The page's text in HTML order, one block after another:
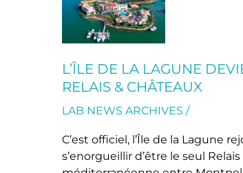
L’ÎLE DE LA LAGUNE
RELAIS & CHÂTEAUX
LAB NEWS ARCHIVES /
C’est officiel, l’Île de la Lagune
s’enorgueillir d’être le seul
la
Lagune
devient
membre
de
la
collection
hôtels
Relais